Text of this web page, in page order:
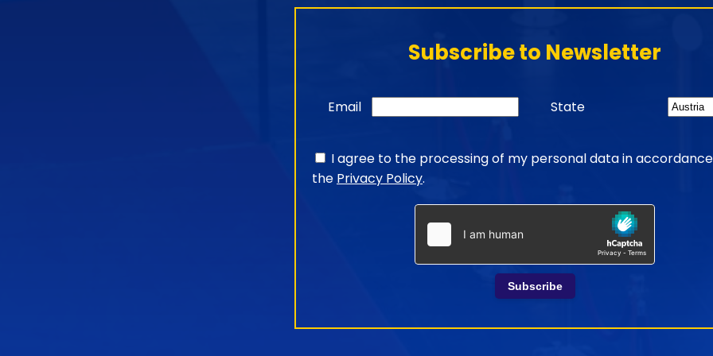
Subscribe to Newsletter
Email State
I agree to the processing of my personal data in
the Privacy Policy.
Subscribe